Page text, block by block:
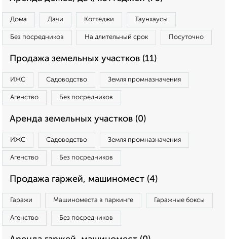
Дома Дачи Коттеджи Таунхаусы
Без посредников На длительный срок Посуточно
Продажа земельных участков (11)
ИЖС Садоводство Земля промназначения
Агенство Без посредников
Аренда земельных участков (0)
ИЖС Садоводство Земля промназначения
Агенство Без посредников
Продажа гаржей, машиномест (4)
Гаражи Машиноместа в паркинге Гаражные боксы
Агенство Без посредников